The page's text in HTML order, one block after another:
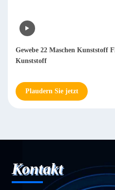
Gewebe 22 Maschen Kunststoff
Kunststoff
Plaudern Sie jetzt
Kontakt